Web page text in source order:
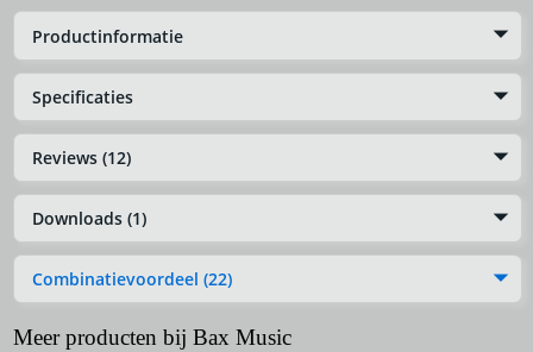
Productinformatie
Specificaties
Reviews (12)
Downloads (1)
Combinatievoordeel (22)
Meer producten bij Bax Music